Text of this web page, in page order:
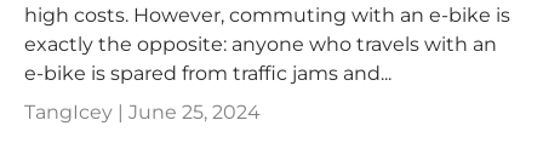
high costs. However, commuting with an e-bike is
exactly the opposite: anyone who travels with an
e-bike is spared from traffic jams and...
TangIcey | June 25, 2024